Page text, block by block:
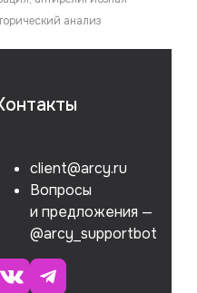
анализ
client@arcy.ru
Вопросы
и предложения —
@arcy_supportbot